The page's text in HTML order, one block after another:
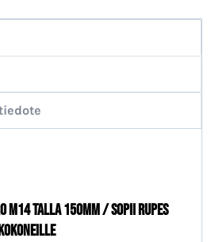
M14 talla 150mm / SOPIIRUPES